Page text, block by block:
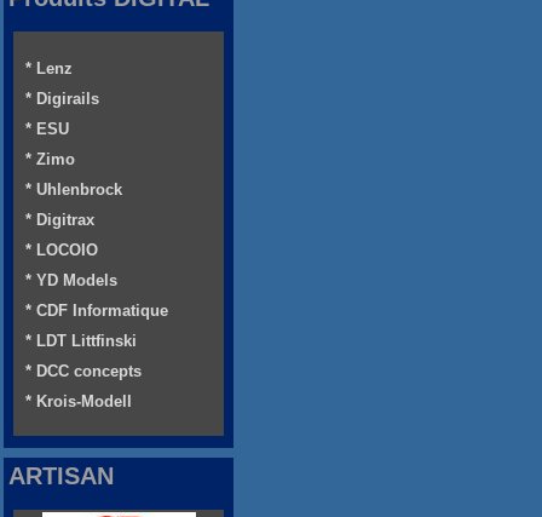
* Lenz
* Digirails
* ESU
* Zimo
* Uhlenbrock
* Digitrax
* LOCOIO
* YD Models
* CDF Informatique
* LDT Littfinski
* DCC concepts
* Krois-Modell
ARTISAN